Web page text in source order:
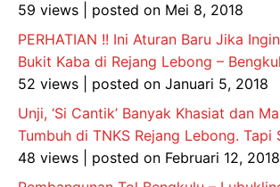
59 views
posted on Mei 8, 2018
PERHATIAN !! Ini Aturan Baru Jika
Bukit Kaba di Rejang Lebong –
52 views
posted on Januari 5, 2018
Unji, ‘Si Cantik’ Banyak Khasiat dan
Tumbuh di TNKS Rejang Lebong. Tapi
48 views
posted on Februari 12, 2018